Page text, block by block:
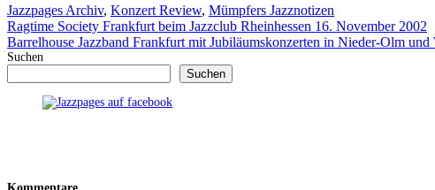
Kategorien
Jazzpages Archiv, Konzert Review, Mümpfers Jazznotizen
Ragtime Society Frankfurt beim Jazzclub Rheinhessen 16. November 2002
Barrelhouse Jazzband Frankfurt mit Jubiläumskonzerten in Nieder-Olm
Suchen
Suchen